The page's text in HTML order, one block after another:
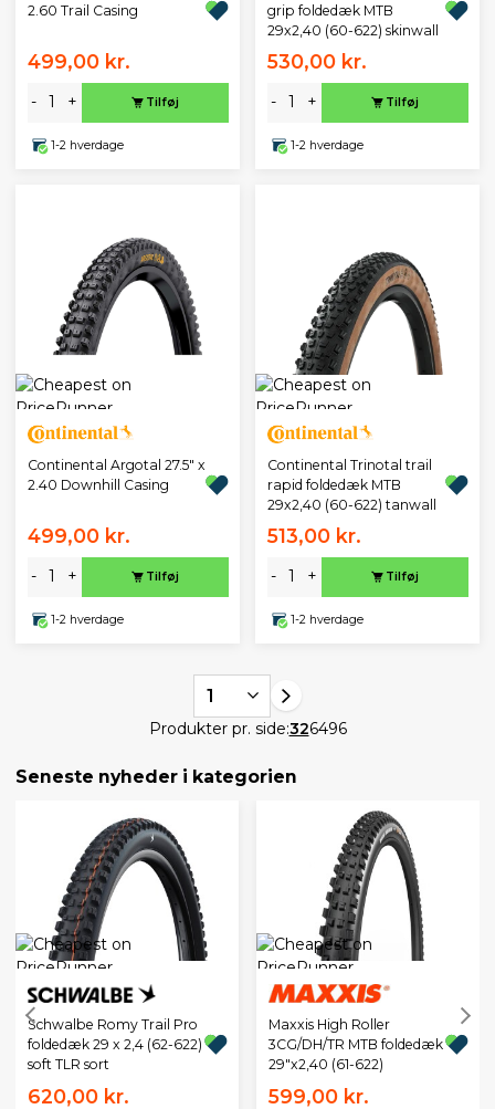
2.60 Trail Casing
499,00 kr.
- + Tilføj
1-2 hverdage
grip foldedæk MTB
29x2,40 (60-622) skinwall
530,00 kr.
- + Tilføj
1-2 hverdage
Continental Argotal 27.5" x
2.40 Downhill Casing
499,00 kr.
- + Tilføj
1-2 hverdage
Continental Trinotal trail
rapid foldedæk MTB
29x2,40 (60-622) tanwall
513,00 kr.
- + Tilføj
1-2 hverdage
1
Produkter pr. side:326496
Seneste nyheder i kategorien
Schwalbe Romy Trail Pro
foldedæk 29 x 2,4 (62-622)
soft TLR sort
620,00 kr.
Maxxis High Roller
3CG/DH/TR MTB foldedæk
29"x2,40 (61-622)
599,00 kr.